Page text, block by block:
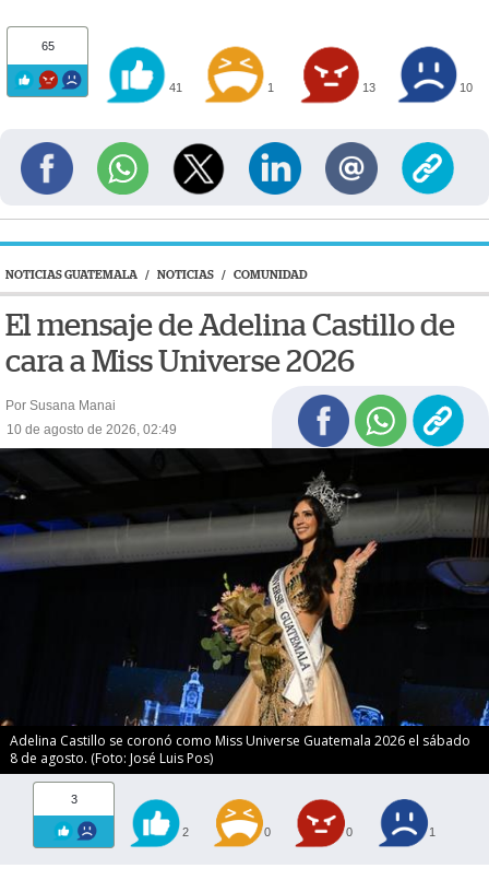
65
41 1 13 10
NOTICIAS GUATEMALA / NOTICIAS / COMUNIDAD
El mensaje de Adelina Castillo de
cara a Miss Universe 2026
Por Susana Manai
10 de agosto de 2026, 02:49
Adelina Castillo se coronó como Miss Universe Guatemala 2026 el sábado
8 de agosto. (Foto: José Luis Pos)
3
2 0 0 1